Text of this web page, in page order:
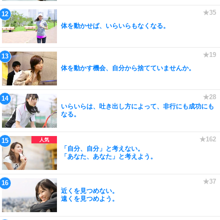
体を動かせば、いらいらもなくなる。
体を動かす機会、自分から捨てていませんか。
いらいらは、吐き出し方によって、非行にも成功にも
なる。
「自分、自分」と考えない。
「あなた、あなた」と考えよう。
近くを見つめない。
遠くを見つめよう。